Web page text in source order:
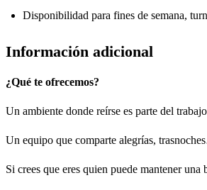
Disponibilidad para fines de semana,
Información adicional
¿Qué te ofrecemos?
Un ambiente donde reírse es parte del
Un equipo que comparte alegrías,
Si crees que eres quien puede mantener